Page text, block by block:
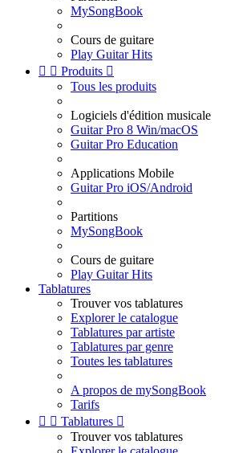
MySongBook
Cours de guitare
Play Guitar Hits
  Produits 
Tous les produits
Logiciels d'édition musicale
Guitar Pro 8 Win/macOS
Guitar Pro Education
Applications Mobile
Guitar Pro iOS/Android
Partitions
MySongBook
Cours de guitare
Play Guitar Hits
Tablatures
Trouver vos tablatures
Explorer le catalogue
Tablatures par artiste
Tablatures par genre
Toutes les tablatures
A propos de mySongBook
Tarifs
  Tablatures 
Trouver vos tablatures